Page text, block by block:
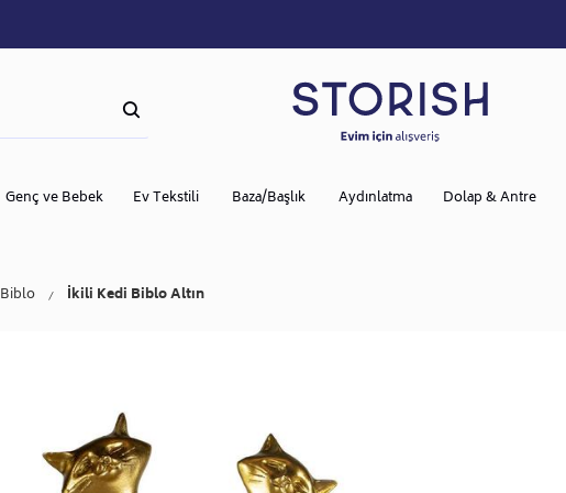
Genç ve Bebek Ev Tekstili Baza/Başlık Aydınlatma Dolap & Antre
Biblo İkili Kedi Biblo Altın